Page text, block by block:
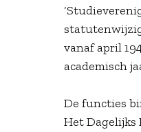
vanaf april
academisch
De functies
Het Dagelijks